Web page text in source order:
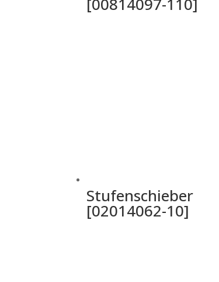
[00814097-110]
Stufenschieber
[02014062-10]